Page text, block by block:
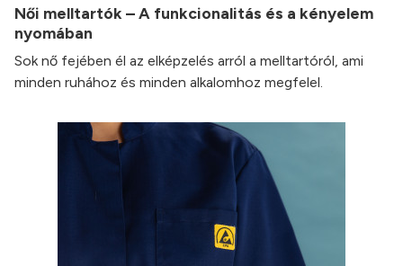
Női melltartók – A funkcionalitás és a kényelem
nyomában
Sok nő fejében él az elképzelés arról a melltartóról, ami
minden ruhához és minden alkalomhoz megfelel.